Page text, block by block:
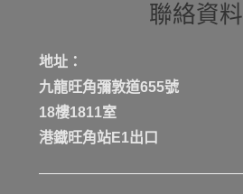
聯絡資料
地址：
九龍旺角彌敦道655號
18樓1811室
港鐡旺角站E1出口